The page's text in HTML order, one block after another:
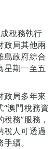
稅務執行
政局其他兩
島政府綜合
星期一至五
政局多年來
澳門稅務資
務”服務，
稅人可透過
續。